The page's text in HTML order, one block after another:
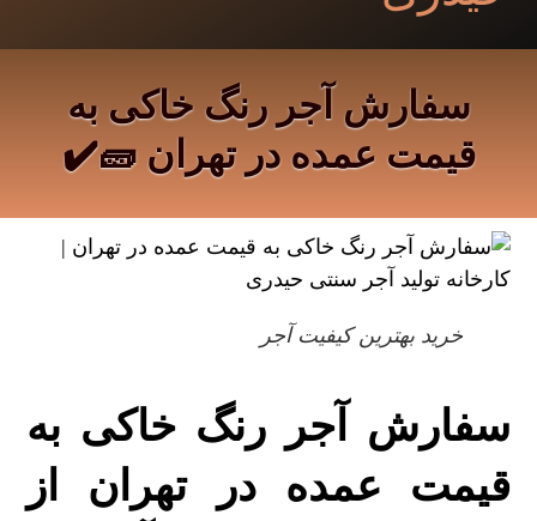
سفارش آجر رنگ خاکی به
قیمت عمده در تهران 🧱✔️
خرید بهترین کیفیت آجر
سفارش آجر رنگ خاکی به
قیمت عمده در تهران از